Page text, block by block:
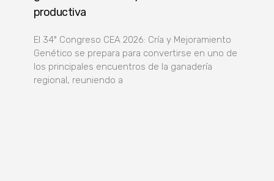
productiva
El 34º Congreso CEA 2026: Cría y Mejoramiento
Genético se prepara para convertirse en uno de
los principales encuentros de la ganadería
regional, reuniendo a